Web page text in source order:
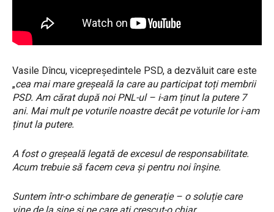
Vasile Dîncu, vicepreședintele PSD, a dezvăluit care este
„cea mai mare greșeală la care au participat toți membrii
PSD. Am cărat după noi PNL-ul – i-am ținut la putere 7
ani. Mai mult pe voturile noastre decât pe voturile lor i-am
ținut la putere.
A fost o greșeală legată de excesul de responsabilitate.
Acum trebuie să facem ceva și pentru noi înșine.
Suntem într-o schimbare de generație – o soluție care